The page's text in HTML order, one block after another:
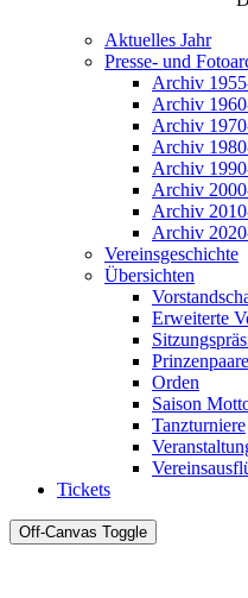
Aktuelles Jahr
Presse- und
Archiv
Archiv
Archiv
Archiv
Archiv
Archiv
Archiv
Archiv
Vereinsgeschichte
Übersichten
Erweiterte
Prinzenpaare
Orden
Saison
Tanzturniere
Tickets
Off-Canvas Toggle